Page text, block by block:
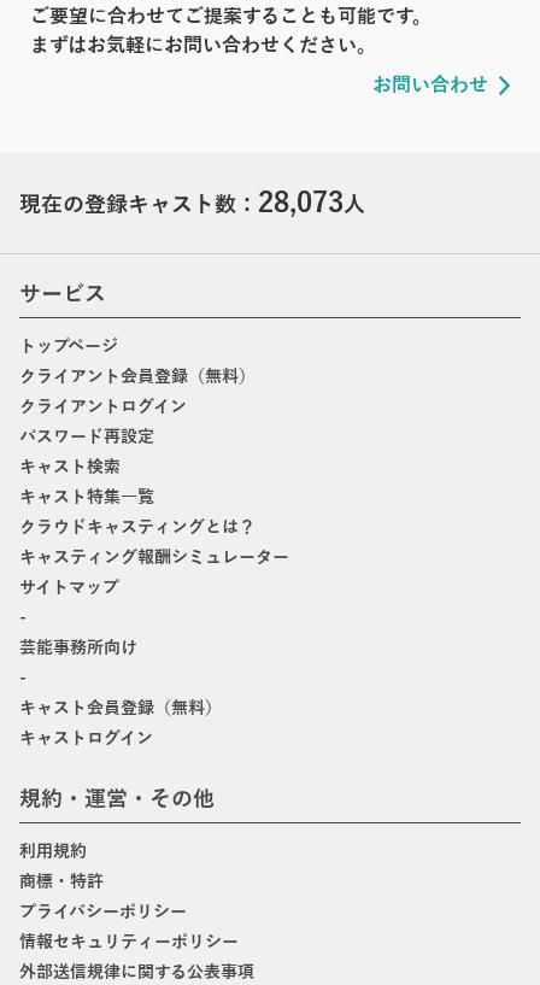
ご要望に合わせてご提案することも可能です。
まずはお気軽にお問い合わせください。
お問い合わせ
現在の登録キャスト数： 28,073人
サービス
トップページ
クライアント会員登録（無料）
クライアントログイン
パスワード再設定
キャスト検索
キャスト特集一覧
クラウドキャスティングとは？
キャスティング報酬シミュレーター
サイトマップ
-
芸能事務所向け
-
キャスト会員登録（無料）
キャストログイン
規約・運営・その他
利用規約
商標・特許
プライバシーポリシー
情報セキュリティーポリシー
外部送信規律に関する公表事項